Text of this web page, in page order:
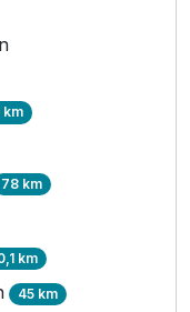
km
78 km
km
45 km